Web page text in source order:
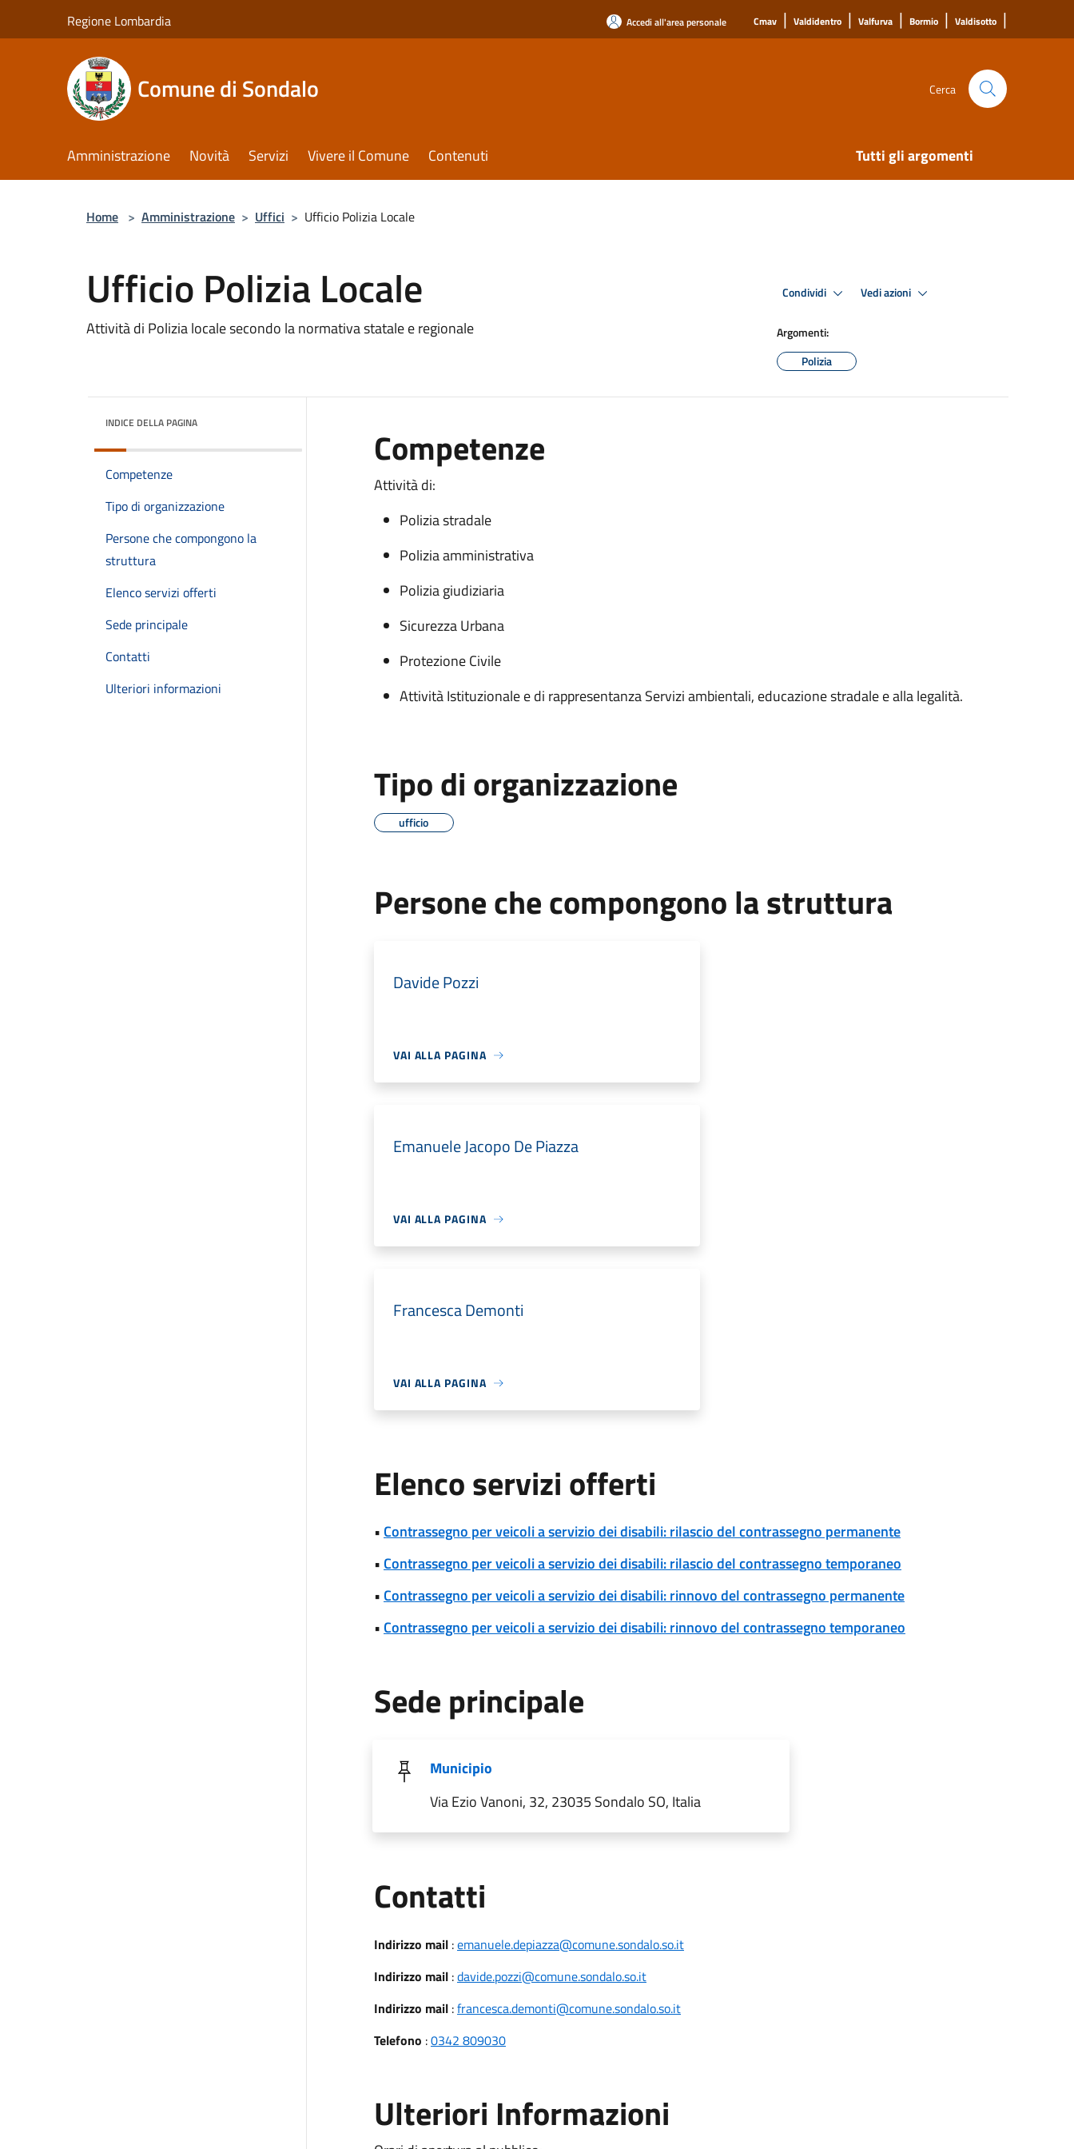
Regione Lombardia Accedi all'area personale Cmav | Valdidentro | Valfurva | Bormio | Valdisotto |
Comune di Sondalo Cerca
Amministrazione Novità Servizi Vivere il Comune Contenuti Tutti gli argomenti
Home > Amministrazione > Uffici > Ufficio Polizia Locale
Ufficio Polizia Locale
Attività di Polizia locale secondo la normativa statale e regionale
Condividi Vedi azioni
Argomenti:
Polizia
INDICE DELLA PAGINA
Competenze
Tipo di organizzazione
Persone che compongono la
struttura
Elenco servizi offerti
Sede principale
Contatti
Ulteriori informazioni
Competenze
Attività di:
Polizia stradale
Polizia amministrativa
Polizia giudiziaria
Sicurezza Urbana
Protezione Civile
Attività Istituzionale e di rappresentanza Servizi ambientali, educazione stradale e alla legalità.
Tipo di organizzazione
ufficio
Persone che compongono la struttura
Davide Pozzi
VAI ALLA PAGINA
Emanuele Jacopo De Piazza
VAI ALLA PAGINA
Francesca Demonti
VAI ALLA PAGINA
Elenco servizi offerti
• Contrassegno per veicoli a servizio dei disabili: rilascio del contrassegno permanente
• Contrassegno per veicoli a servizio dei disabili: rilascio del contrassegno temporaneo
• Contrassegno per veicoli a servizio dei disabili: rinnovo del contrassegno permanente
• Contrassegno per veicoli a servizio dei disabili: rinnovo del contrassegno temporaneo
Sede principale
Municipio
Via Ezio Vanoni, 32, 23035 Sondalo SO, Italia
Contatti
Indirizzo mail:emanuele.depiazza@comune.sondalo.so.it
Indirizzo mail:davide.pozzi@comune.sondalo.so.it
Indirizzo mail:francesca.demonti@comune.sondalo.so.it
Telefono :0342 809030
Ulteriori Informazioni